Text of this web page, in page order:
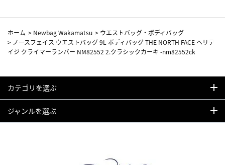
ホーム > Newbag Wakamatsu > ウエストバッグ・ボディバッグ
> ノースフェイス ウエストバッグ 9L ボディバッグ THE NORTH FACE ヘリテ
イジ クライマーランバー NM82552 2.クラシックカーキ -nm82552ck
カテゴリを選ぶ
ジャンルを選ぶ